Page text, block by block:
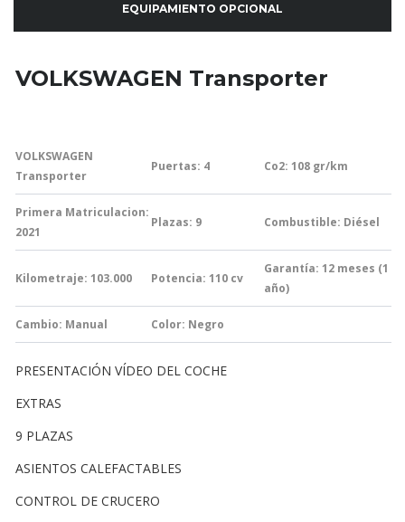
EQUIPAMIENTO OPCIONAL
VOLKSWAGEN Transporter
VOLKSWAGEN
Transporter
Puertas: 4 Co2: 108 gr/km
Primera Matriculacion:
2021
Plazas: 9 Combustible: Diésel
Kilometraje: 103.000 Potencia: 110 cv
Garantía: 12 meses (1
año)
Cambio: Manual Color: Negro
PRESENTACIÓN VÍDEO DEL COCHE
EXTRAS
9 PLAZAS
ASIENTOS CALEFACTABLES
CONTROL DE CRUCERO